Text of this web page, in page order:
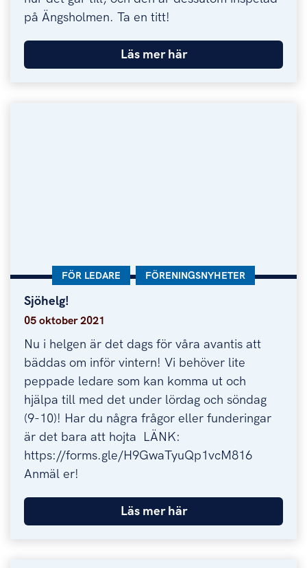
på Ängsholmen. Ta en titt!
Läs mer här
Sjöhelg!
Sjöhelg!
KATEGORI:
FÖR LEDARE KATEGORI:
FÖRENINGSNYHETER
05 oktober 2021
Nu i helgen är det dags för våra avantis att
bäddas om inför vintern! Vi behöver lite
peppade ledare som kan komma ut och
hjälpa till med det under lördag och söndag
(9-10)! Har du några frågor eller funderingar
är det bara att hojta LÄNK:
https://forms.gle/H9GwaTyuQp1vcM816
Anmäl er!
Läs mer här